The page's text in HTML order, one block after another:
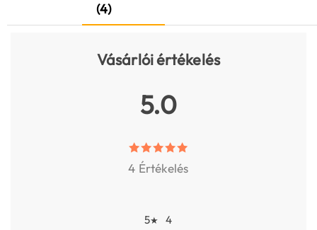
(4)
Vásárlói értékelés
5.0
4 Értékelés
5★
4